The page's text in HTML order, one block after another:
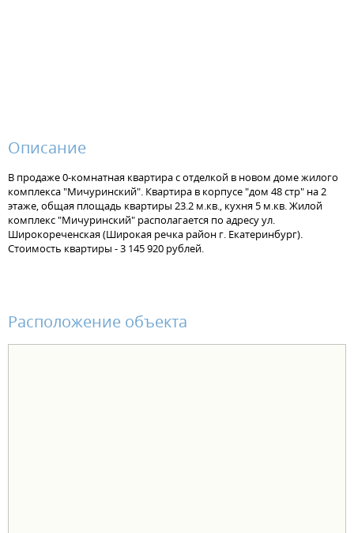
Описание
В продаже 0-комнатная квартира с отделкой в новом доме жилого
комплекса "Мичуринский". Квартира в корпусе "дом 48 стр" на 2
этаже, общая площадь квартиры 23.2 м.кв., кухня 5 м.кв. Жилой
комплекс "Мичуринский" располагается по адресу ул.
Широкореченская (Широкая речка район г. Екатеринбург).
Стоимость квартиры - 3 145 920 рублей.
Расположение объекта